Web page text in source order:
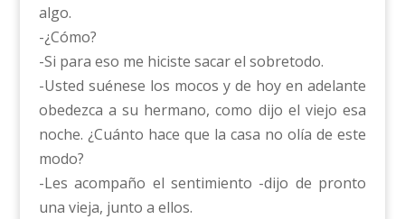
algo.
-¿Cómo?
-Si para eso me hiciste sacar el sobretodo.
-Usted suénese los mocos y de hoy en adelante
obedezca a su hermano, como dijo el viejo esa
noche. ¿Cuánto hace que la casa no olía de este
modo?
-Les acompaño el sentimiento -dijo de pronto
una vieja, junto a ellos.